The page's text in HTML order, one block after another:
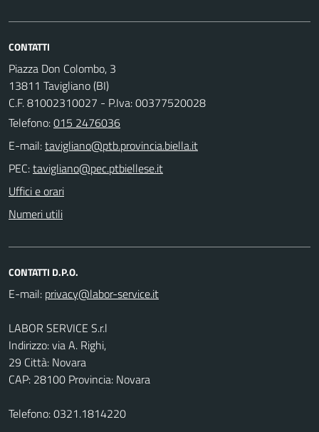
CONTATTI
Piazza Don Colombo, 3
13811 Tavigliano (BI)
C.F. 81002310027 - P.Iva: 00377520028
Telefono:015 2476036
E-mail:
PEC:
Uffici e orari
Numeri utili
CONTATTI D.P.O.
E-mail:
LABOR SERVICE S.r.l
Indirizzo: via A. Righi,
29 Città: Novara
CAP: 28100 Provincia: Novara
Telefono: 0321.1814220